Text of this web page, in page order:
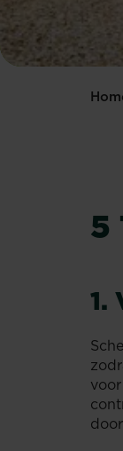
5
1.